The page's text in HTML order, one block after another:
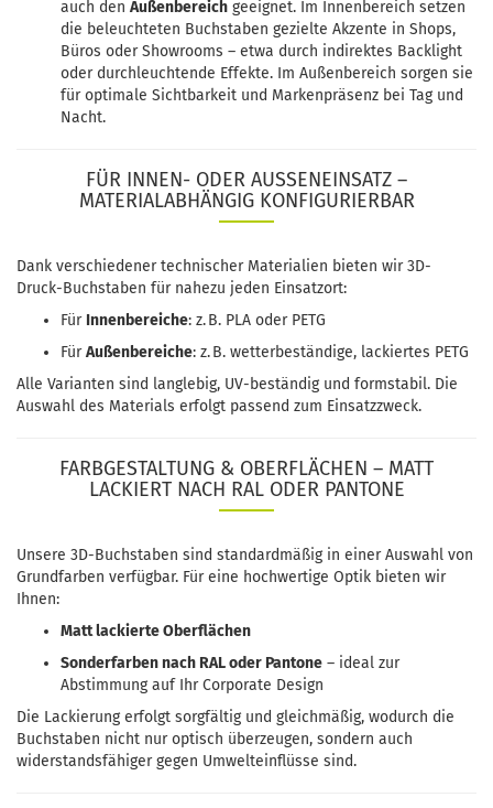
auch den Außenbereich geeignet. Im Innenbereich setzen
die beleuchteten Buchstaben gezielte Akzente in Shops,
Büros oder Showrooms – etwa durch indirektes Backlight
oder durchleuchtende Effekte. Im Außenbereich sorgen sie
für optimale Sichtbarkeit und Markenpräsenz bei Tag und
Nacht.
FÜR INNEN- ODER AUSSENEINSATZ – M
ATERIALABHÄNGIG KONFIGURIERBAR
Dank verschiedener technischer Materialien bieten wir 3D-
Druck-Buchstaben für nahezu jeden Einsatzort:
Für Innenbereiche: z. B. PLA oder PETG
FürAußenbereiche: z. B. wetterbeständige, lackiertes PETG
Alle Varianten sind langlebig, UV-beständig und formstabil. Die
Auswahl des Materials erfolgt passend zum Einsatzzweck.
FARBGESTALTUNG & OBERFLÄCHEN – MATT
LACKIERT NACH RAL ODER PANTONE
Unsere 3D-Buchstaben sind standardmäßig in einer Auswahl von
Grundfarben verfügbar. Für eine hochwertige Optik bieten wir
Ihnen:
Matt lackierte Oberflächen
Sonderfarben nach RAL oder Pantone – ideal zur
Abstimmung auf Ihr Corporate Design
Die Lackierung erfolgt sorgfältig und gleichmäßig, wodurch die
Buchstaben nicht nur optisch überzeugen, sondern auch
widerstandsfähiger gegen Umwelteinflüsse sind.